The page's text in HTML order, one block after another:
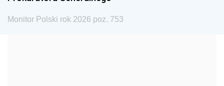
1975 1974
Monitor Polski rok 2026 poz. 753